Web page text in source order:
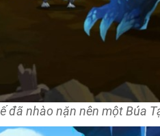
đã nhào nặn nên một Búa